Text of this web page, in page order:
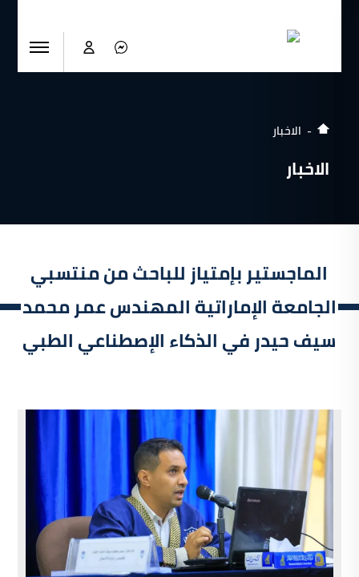
الاخبار
الاخبار
الماجستير بإمتياز للباحث من منتسبي
الجامعة الإماراتية المهندس عمر محمد
سيف حيدر في الذكاء الإصطناعي الطبي